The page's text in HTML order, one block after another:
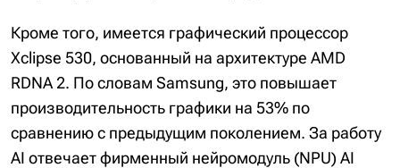
Кроме того, имеется графический процессор
Xclipse 530, основанный на архитектуре AMD
RDNA 2. По словам Samsung, это повышает
производительность графики на 53% по
сравнению с предыдущим поколением. За работу
AI отвечает фирменный нейромодуль (NPU) AI